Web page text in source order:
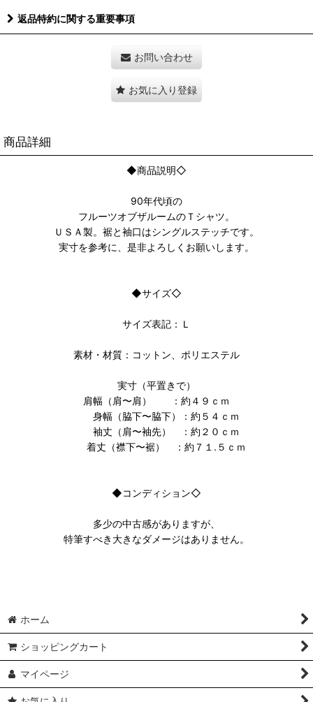
返品特約に関する重要事項
お問い合わせ
お気に入り登録
商品詳細
◆商品説明◇
90年代頃の
フルーツオブザルームのＴシャツ。
ＵＳＡ製。裾と袖口はシングルステッチです。
実寸を参考に、是非よろしくお願いします。
◆サイズ◇
サイズ表記：Ｌ
素材・材質：コットン、ポリエステル
実寸（平置きで）
肩幅（肩〜肩） ：約４９ｃｍ
身幅（脇下〜脇下）：約５４ｃｍ
袖丈（肩〜袖先） ：約２０ｃｍ
着丈（襟下〜裾） ：約７１.５ｃｍ
◆コンディション◇
多少の中古感がありますが、
特筆すべき大きなダメージはありません。
ホーム
ショッピングカート
マイページ